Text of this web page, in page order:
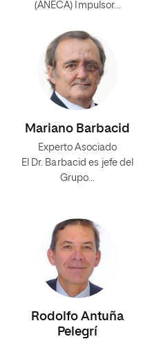
(ANECA) Impulsor…
Mariano Barbacid
Experto Asociado
El Dr. Barbacid es jefe del
Grupo…
Rodolfo Antuña
Pelegrí